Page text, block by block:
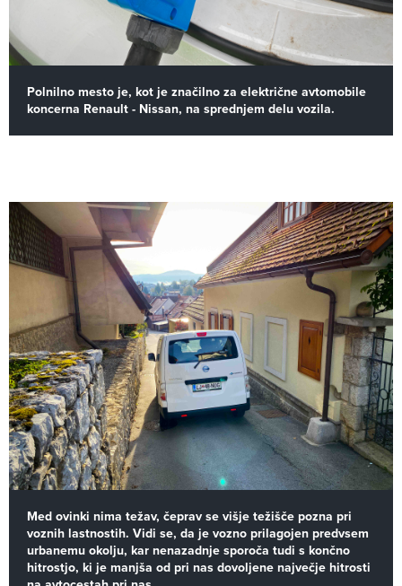
Polnilno mesto je, kot je značilno za električne avtomobile
koncerna Renault - Nissan, na sprednjem delu vozila.
Med ovinki nima težav, čeprav se višje težišče pozna pri
voznih lastnostih. Vidi se, da je vozno prilagojen predvsem
urbanemu okolju, kar nenazadnje sporoča tudi s končno
hitrostjo, ki je manjša od pri nas dovoljene največje hitrosti